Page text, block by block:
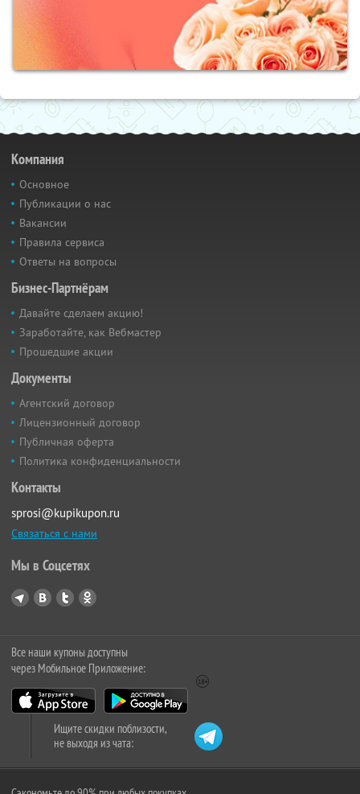
Компания
Основное
Публикации о нас
Вакансии
Правила сервиса
Ответы на вопросы
Бизнес-Партнёрам
Давайте сделаем акцию!
Заработайте, как Вебмастер
Прошедшие акции
Документы
Агентский договор
Лицензионный договор
Публичная оферта
Политика конфиденциальности
Контакты
sprosi@kupikupon.ru
Связаться с нами
Мы в Соцсетях
Все наши купоны доступны
через Мобильное Приложение:
Ищите скидки поблизости,
не выходя из чата: